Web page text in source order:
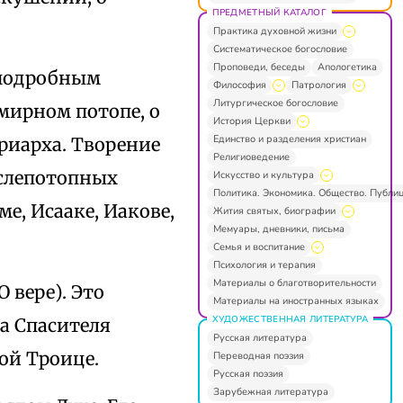
потопе, о
Творение
Исааке, Иакове,
вере). Это
Спасителя
Троице.
ПРЕДМЕТНЫЙ КАТАЛОГ
Практика духовной жизни
Систематическое богословие
Проповеди, беседы
Апологетика
Философия
Патрология
Литургическое богословие
История Церкви
Единство и разделения христиан
Религиоведение
Искусство и культура
Политика. Экономика. Общество.
Жития святых, биографии
Мемуары, дневники, письма
Семья и воспитание
Психология и терапия
Материалы о благотворительности
Материалы на иностранных языках
ХУДОЖЕСТВЕННАЯ ЛИТЕРАТУРА
Русская литература
Переводная поэзия
Русская поэзия
Зарубежная литература